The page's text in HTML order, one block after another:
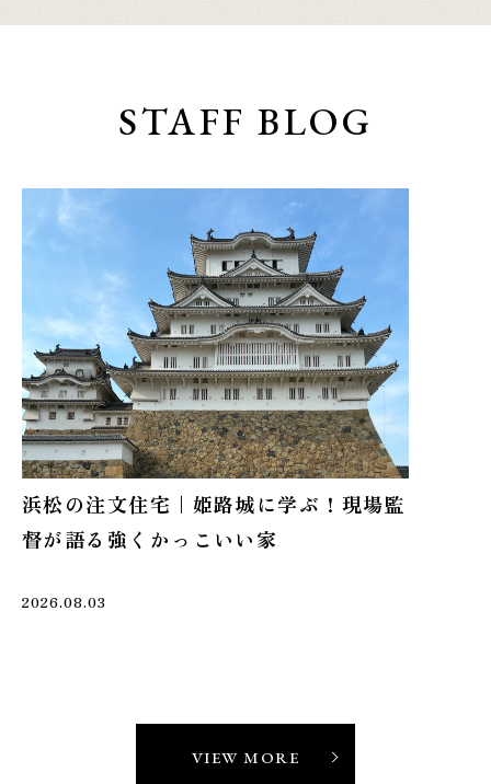
STAFF BLOG
家づくりレポート
浜松で建てる注文住宅｜木漏れ日と風を
感じる庭と建物の間取り計画
VIEW MORE